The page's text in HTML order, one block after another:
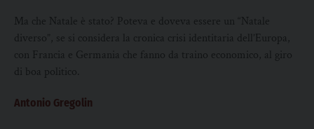
Ma che Natale è stato? Poteva e doveva essere un “Natale
diverso”, se si considera la cronica crisi identitaria dell’Europa,
con Francia e Germania che fanno da traino economico, al giro
di boa politico.
Antonio Gregolin